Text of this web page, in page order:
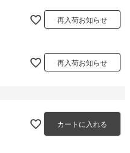
再入荷お知らせ
再入荷お知らせ
カートに入れる